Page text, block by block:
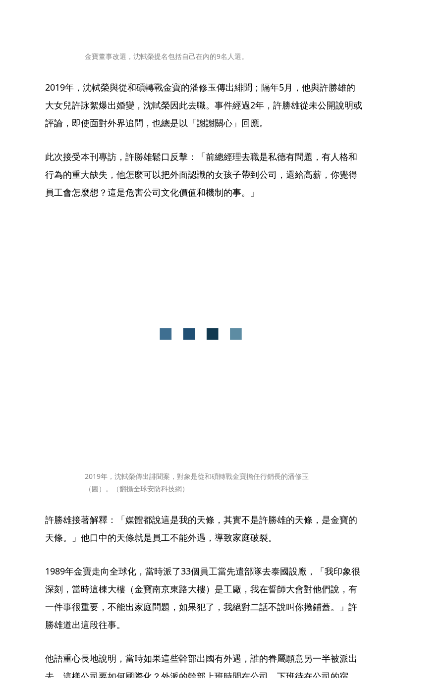
金寶董事改選，沈軾榮提名包括自己在內的9名人選。
2019年，沈軾榮與從和碩轉戰金寶的潘修玉傳出緋聞；隔年5月，他與許勝雄的
大女兒許詠絮爆出婚變，沈軾榮因此去職。事件經過2年，許勝雄從未公開說明或
評論，即使面對外界追問，也總是以「謝謝關心」回應。
此次接受本刊專訪，許勝雄鬆口反擊：「前總經理去職是私德有問題，有人格和
行為的重大缺失，他怎麼可以把外面認識的女孩子帶到公司，還給高薪，你覺得
員工會怎麼想？這是危害公司文化價值和機制的事。」
2019年，沈軾榮傳出誹聞案，對象是從和碩轉戰金寶擔任行銷長的潘修玉
（圖）。（翻攝全球安防科技網）
許勝雄接著解釋：「媒體都說這是我的天條，其實不是許勝雄的天條，是金寶的
天條。」他口中的天條就是員工不能外遇，導致家庭破裂。
1989年金寶走向全球化，當時派了33個員工當先遣部隊去泰國設廠，「我印象很
深刻，當時這棟大樓（金寶南京東路大樓）是工廠，我在誓師大會對他們說，有
一件事很重要，不能出家庭問題，如果犯了，我絕對二話不說叫你捲鋪蓋。」許
勝雄道出這段往事。
他語重心長地說明，當時如果這些幹部出國有外遇，誰的眷屬願意另一半被派出